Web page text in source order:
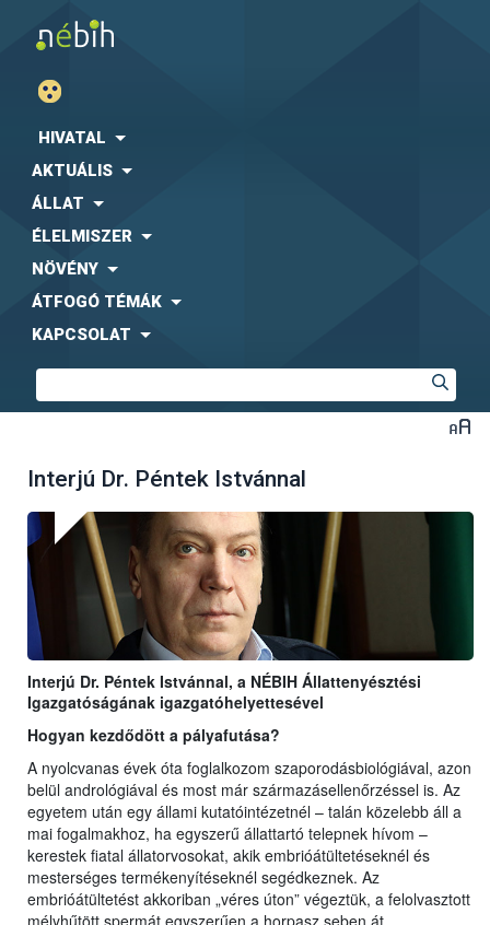
HIVATAL
AKTUÁLIS
ÁLLAT
ÉLELMISZER
NÖVÉNY
ÁTFOGÓ TÉMÁK
KAPCSOLAT
Interjú Dr. Péntek Istvánnal
Interjú Dr. Péntek Istvánnal, a NÉBIH Állattenyésztési
Igazgatóságának igazgatóhelyettesével
Hogyan kezdődött a pályafutása?
A nyolcvanas évek óta foglalkozom szaporodásbiológiával, azon
belül andrológiával és most már származásellenőrzéssel is. Az
egyetem után egy állami kutatóintézetnél – talán közelebb áll a
mai fogalmakhoz, ha egyszerű állattartó telepnek hívom –
kerestek fiatal állatorvosokat, akik embrióátültetéseknél és
mesterséges termékenyítéseknél segédkeznek. Az
embrióátültetést akkoriban „véres úton” végeztük, a felolvasztott